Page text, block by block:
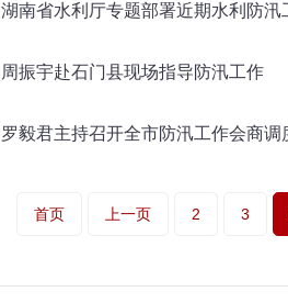
湖南省水利厅专题部署近期水利防汛
周振宇赴石门县现场指导防汛工作
罗毅君主持召开全市防汛工作会商调
首页 上一页 2 3